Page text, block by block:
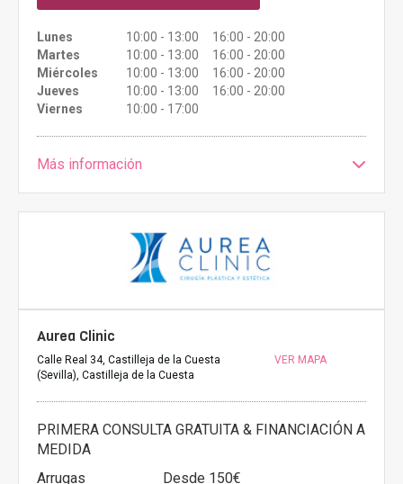
Lunes
10:00 - 13:00 16:00 - 20:00
Martes
10:00 - 13:00 16:00 - 20:00
Miércoles
10:00 - 13:00 16:00 - 20:00
Jueves
10:00 - 13:00 16:00 - 20:00
Viernes
10:00 - 17:00
Más información
Aurea Clinic
Calle Real 34, Castilleja de la Cuesta
(Sevilla), Castilleja de la Cuesta
VER MAPA
PRIMERA CONSULTA GRATUITA & FINANCIACIÓN A
MEDIDA
Arrugas
Desde 150€